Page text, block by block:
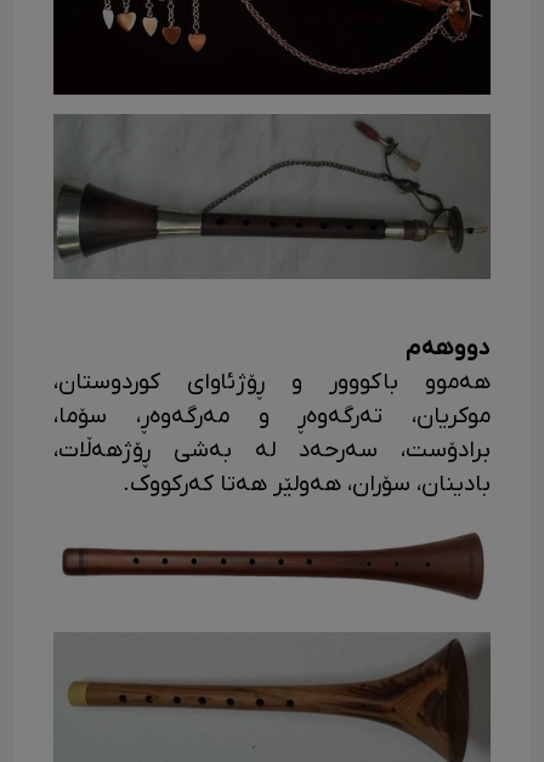
دووهەم
هەموو باکووور و ڕۆژئاوای کوردوستان،
موکریان، تەرگەوەڕ و مەرگەوەڕ، سۆما،
برادۆست، سەرحەد له بەشی ڕۆژهەڵات،
بادینان، سۆران، هەولێر هەتا کەرکووک.